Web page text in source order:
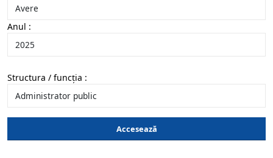
Anul :
Structura / funcția :
Accesează